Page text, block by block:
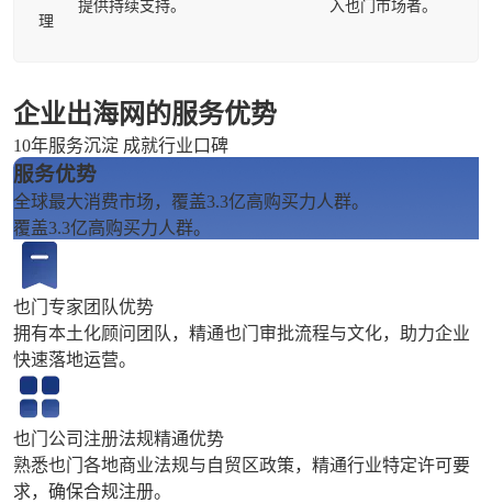
理
提供持续支持。
入也门市场者。
企业出海网的服务优势
10年服务沉淀 成就行业口碑
服务优势
全球最大消费市场，覆盖3.3亿高购买力人群。
覆盖3.3亿高购买力人群。
也门专家团队优势
拥有本土化顾问团队，精通也门审批流程与文化，助力企业
快速落地运营。
也门公司注册法规精通优势
熟悉也门各地商业法规与自贸区政策，精通行业特定许可要
求，确保合规注册。